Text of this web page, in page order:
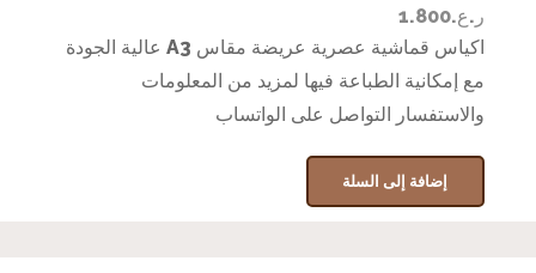
ر.ع.1.800
اكياس قماشية عصرية عريضة مقاس A3 عالية الجودة
مع إمكانية الطباعة فيها لمزيد من المعلومات
والاستفسار التواصل على الواتساب
إضافة إلى السلة